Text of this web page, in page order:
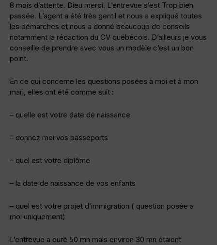
8 mois d’attente. Dieu merci. L’entrevue s’est Trop bien
passée. L’agent a été très gentil et nous a expliqué toutes
les démarches et nous a donné beaucoup de conseils
notamment la rédaction du CV québécois. D’ailleurs je vous
conseille de prendre avec vous un modèle c’est un bon
point.
En ce qui concerne les questions posées à moi et à mon
mari, elles ont été comme suit :
– quelle est votre date de naissance
– donnez moi vos passeports
– quel est votre diplôme
– la date de naissance de vos enfants
– quel est votre projet d’immigration ( question posée a
moi uniquement)
L’entrevue a duré 50 mn mais environ 30 mn étaient